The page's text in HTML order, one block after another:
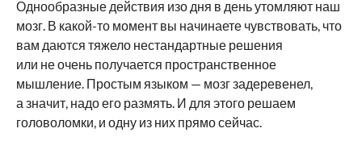
Однообразные действия изо дня в день утомляют наш
мозг. В какой-то момент вы начинаете чувствовать, что
вам даются тяжело нестандартные решения
или не очень получается пространственное
мышление. Простым языком — мозг задеревенел,
а значит, надо его размять. И для этого решаем
головоломки, и одну из них прямо сейчас.